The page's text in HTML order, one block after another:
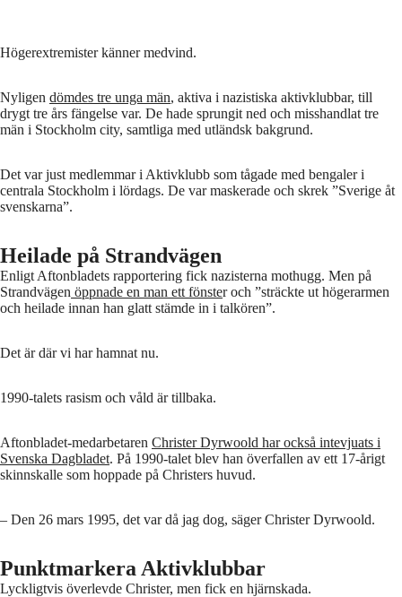
Högerextremister känner medvind.
Nyligen dömdes tre unga män, aktiva i nazistiska aktivklubbar, till
drygt tre års fängelse var. De hade sprungit ned och misshandlat tre
män i Stockholm city, samtliga med utländsk bakgrund.
Det var just medlemmar i Aktivklubb som tågade med bengaler i
centrala Stockholm i lördags. De var maskerade och skrek ”Sverige åt
svenskarna”.
Heilade på Strandvägen
Enligt Aftonbladets rapportering fick nazisterna mothugg. Men på
Strandvägen öppnade en man ett fönster och ”sträckte ut högerarmen
och heilade innan han glatt stämde in i talkören”.
Det är där vi har hamnat nu.
1990-talets rasism och våld är tillbaka.
Aftonbladet-medarbetaren Christer Dyrwoold har också intevjuats i
Svenska Dagbladet. På 1990-talet blev han överfallen av ett 17-årigt
skinnskalle som hoppade på Christers huvud.
– Den 26 mars 1995, det var då jag dog, säger Christer Dyrwoold.
Punktmarkera Aktivklubbar
Lyckligtvis överlevde Christer, men fick en hjärnskada.